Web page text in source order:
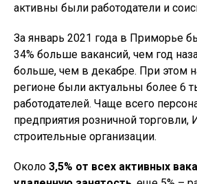
активны были работодатели и
За январь 2021 года в Приморье
34% больше вакансий, чем год
больше, чем в декабре. При этом
регионе были актуальны более 6
работодателей. Чаще всего
предприятия розничной
строительные организации.
Около 3,5% от всех активных